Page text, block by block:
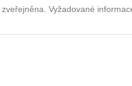
Vyžadované